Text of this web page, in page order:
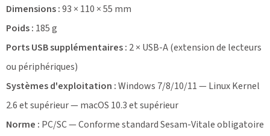
Dimensions :93 × 110 × 55 mm
Poids : 185 g
Ports USB supplémentaires : 2 × USB-A (extension de lecteurs
ou périphériques)
Systèmes d'exploitation :Windows 7/8/10/11 — Linux Kernel
2.6 et supérieur — macOS 10.3 et supérieur
Norme : PC/SC — Conforme standard Sesam-Vitale obligatoire